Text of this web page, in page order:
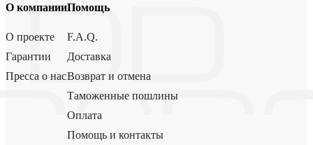
О компании
О проекте
Гарантии
Пресса о нас
Помощь
F.A.Q.
Доставка
Возврат и отмена
Таможенные пошлины
Оплата
Помощь и контакты